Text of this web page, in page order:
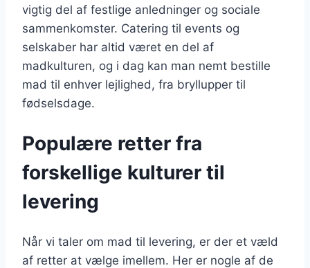
vigtig del af festlige anledninger og sociale
sammenkomster. Catering til events og
selskaber har altid været en del af
madkulturen, og i dag kan man nemt bestille
mad til enhver lejlighed, fra bryllupper til
fødselsdage.
Populære retter fra
forskellige kulturer til
levering
Når vi taler om mad til levering, er der et væld
af retter at vælge imellem. Her er nogle af de